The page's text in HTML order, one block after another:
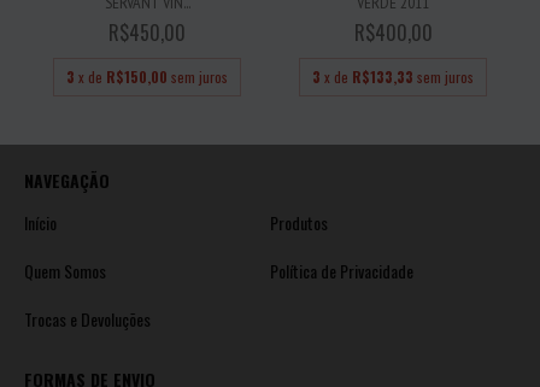
R$450,00
3 x de R$150,00 sem juros
R$400,00
3 x de R$133,33 sem juros
NAVEGAÇÃO
Início
Produtos
Quem Somos
Política de Privacidade
Trocas e Devoluções
FORMAS DE ENVIO